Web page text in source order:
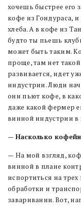
хочешь быстрее его
кофе из Гондураса,
хлеба. А в кофе из
будто ты пьешь
может быть таким.
проще, там нет
развивается, идет
индустрии. Люди
они пьют кофе, в
даже какой фермер
винной индустрии в
— Насколько
— На мой взгляд,
винной в плане
испортиться на
обработки и
заваривании. Вот,